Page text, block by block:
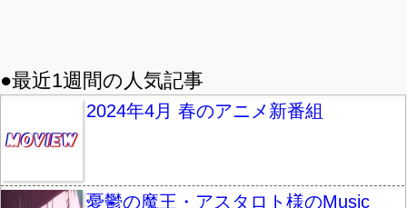
●最近1週間の人気記事
2024年4月 春のアニメ新番組
憂鬱の魔王・アスタロト様のMusic